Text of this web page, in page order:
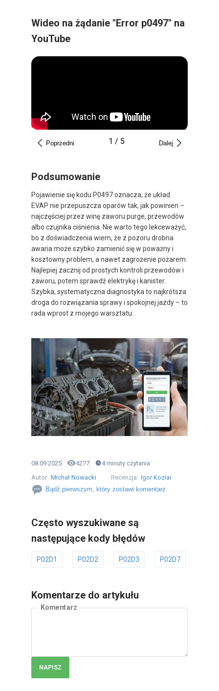
Wideo na żądanie "Error p0497" na
YouTube
Poprzedni 1 / 5 Dalej
Podsumowanie
Pojawienie się kodu P0497 oznacza, że układ
EVAP nie przepuszcza oparów tak, jak powinien –
najczęściej przez winę zaworu purge, przewodów
albo czujnika ciśnienia. Nie warto tego lekceważyć,
bo z doświadczenia wiem, że z pozoru drobna
awaria może szybko zamienić się w poważny i
kosztowny problem, a nawet zagrożenie pożarem.
Najlepiej zacznij od prostych kontroli przewodów i
zaworu, potem sprawdź elektrykę i kanister.
Szybka, systematyczna diagnostyka to najkrótsza
droga do rozwiązania sprawy i spokojnej jazdy – to
rada wprost z mojego warsztatu.
08.09.2025 4277 4 minuty czytania
Autor: Michał Nowacki Recenzja: Igor Koziar
Bądź pierwszym, który zostawi komentarz
Często wyszukiwane są
następujące kody błędów
P02D1 P02D2 P02D3 P02D7
Komentarze do artykułu
Komentarz
NAPISZ